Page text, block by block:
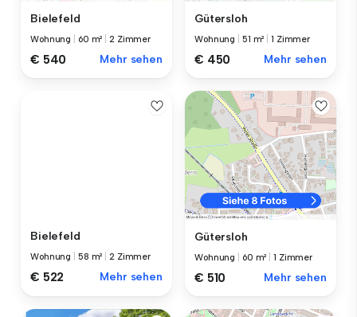
Bielefeld
Wohnung 60 m² |2 Zimmer
€ 540 Mehr sehen
Gütersloh
Wohnung 51 m² |1 Zimmer
€ 450 Mehr sehen
Bielefeld
Wohnung 58 m² |2 Zimmer
€ 522 Mehr sehen
Gütersloh
Wohnung 60 m² |1 Zimmer
€ 510 Mehr sehen